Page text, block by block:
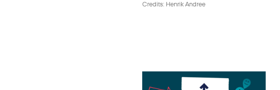
Credits: Henrik Andree